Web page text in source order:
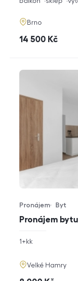
adresa
Brno
cena
14 500 Kč
Pronájem
Typ nabídky
Pronájem
Typ nemovitosti
Byt
rozměry
1+kk
adresa
Velké Hamry